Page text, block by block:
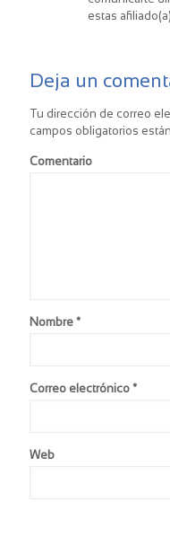
estas
Deja un
Tu dirección de correo
campos obligatorios
Comentario
Nombre *
Correo electrónico *
Web